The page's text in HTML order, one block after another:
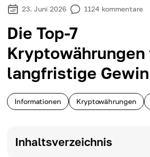
23. Juni 2026 1124 kommentare
Die Top-7
Kryptowährungen
langfristige
Informationen Kryptowährungen
Inhaltsverzeichnis